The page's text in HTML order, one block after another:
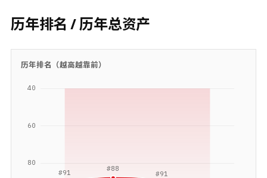
历年排名 / 历年总资产
历年排名（越高越靠前）